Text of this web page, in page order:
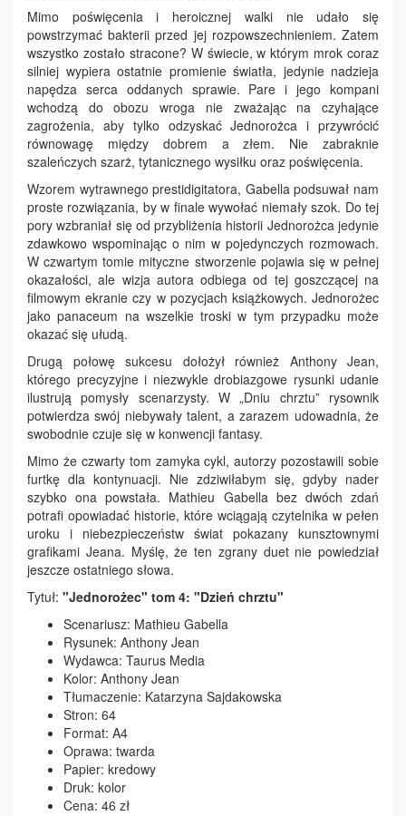
Mimo poświęcenia i heroicznej walki nie udało się
powstrzymać bakterii przed jej rozpowszechnieniem. Zatem
wszystko zostało stracone? W świecie, w którym mrok coraz
silniej wypiera ostatnie promienie światła, jedynie nadzieja
napędza serca oddanych sprawie. Pare i jego kompani
wchodzą do obozu wroga nie zważając na czyhające
zagrożenia, aby tylko odzyskać Jednorożca i przywrócić
równowagę między dobrem a złem. Nie zabraknie
szaleńczych szarż, tytanicznego wysiłku oraz poświęcenia.
Wzorem wytrawnego prestidigitatora, Gabella podsuwał nam
proste rozwiązania, by w finale wywołać niemały szok. Do tej
pory wzbraniał się od przybliżenia historii Jednorożca jedynie
zdawkowo wspominając o nim w pojedynczych rozmowach.
W czwartym tomie mityczne stworzenie pojawia się w pełnej
okazałości, ale wizja autora odbiega od tej goszczącej na
filmowym ekranie czy w pozycjach książkowych. Jednorożec
jako panaceum na wszelkie troski w tym przypadku może
okazać się ułudą.
Drugą połowę sukcesu dołożył również Anthony Jean,
którego precyzyjne i niezwykle drobiazgowe rysunki udanie
ilustrują pomysły scenarzysty. W „Dniu chrztu” rysownik
potwierdza swój niebywały talent, a zarazem udowadnia, że
swobodnie czuje się w konwencji fantasy.
Mimo że czwarty tom zamyka cykl, autorzy pozostawili sobie
furtkę dla kontynuacji. Nie zdziwiłabym się, gdyby nader
szybko ona powstała. Mathieu Gabella bez dwóch zdań
potrafi opowiadać historie, które wciągają czytelnika w pełen
uroku i niebezpieczeństw świat pokazany kunsztownymi
grafikami Jeana. Myślę, że ten zgrany duet nie powiedział
jeszcze ostatniego słowa.
Tytuł: "Jednorożec" tom 4: "Dzień chrztu"
Scenariusz: Mathieu Gabella
Rysunek: Anthony Jean
Wydawca: Taurus Media
Kolor: Anthony Jean
Tłumaczenie: Katarzyna Sajdakowska
Stron: 64
Format: A4
Oprawa: twarda
Papier: kredowy
Druk: kolor
Cena: 46 zł